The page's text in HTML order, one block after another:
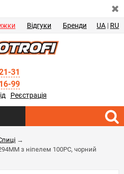
Відгуки Бренди UA | RU
31
99
Реєстрація
→
з ніпелем 100PC, чорний